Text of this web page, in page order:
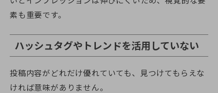
素も重要です。
ハッシュタグやトレンドを活用していない
投稿内容がどれだけ優れていても、見つけてもらえな
ければ意味がありません。